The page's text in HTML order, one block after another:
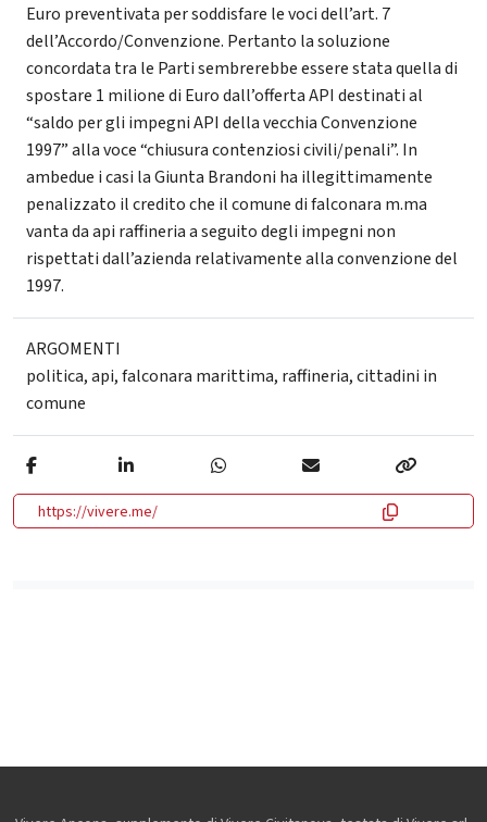
Euro preventivata per soddisfare le voci dell’art. 7
dell’Accordo/Convenzione. Pertanto la soluzione
concordata tra le Parti sembrerebbe essere stata quella di
spostare 1 milione di Euro dall’offerta API destinati al
“saldo per gli impegni API della vecchia Convenzione
1997” alla voce “chiusura contenziosi civili/penali”. In
ambedue i casi la Giunta Brandoni ha illegittimamente
penalizzato il credito che il comune di falconara m.ma
vanta da api raffineria a seguito degli impegni non
rispettati dall’azienda relativamente alla convenzione del
1997.
ARGOMENTI
politica,api,falconara marittima, raffineria,cittadini in
comune
https://vivere.me/